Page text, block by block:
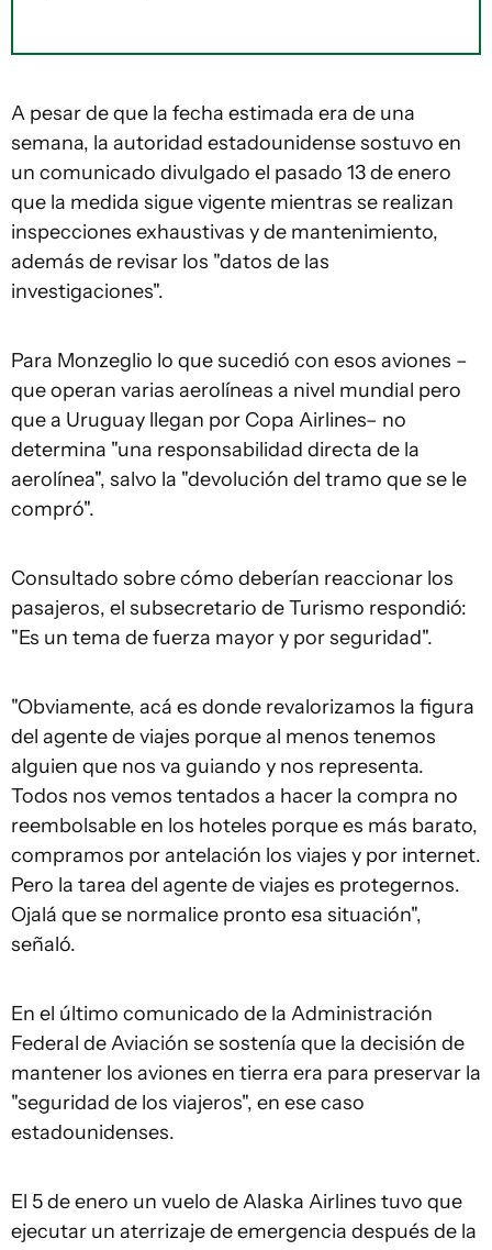
A pesar de que la fecha estimada era de una
semana, la autoridad estadounidense sostuvo en
un comunicado divulgado el pasado 13 de enero
que la medida sigue vigente mientras se realizan
inspecciones exhaustivas y de mantenimiento,
además de revisar los "datos de las
investigaciones".
Para Monzeglio lo que sucedió con esos aviones –
que operan varias aerolíneas a nivel mundial pero
que a Uruguay llegan por Copa Airlines– no
determina "una responsabilidad directa de la
aerolínea", salvo la "devolución del tramo que se le
compró".
Consultado sobre cómo deberían reaccionar los
pasajeros, el subsecretario de Turismo respondió:
"Es un tema de fuerza mayor y por seguridad".
"Obviamente, acá es donde revalorizamos la figura
del agente de viajes porque al menos tenemos
alguien que nos va guiando y nos representa.
Todos nos vemos tentados a hacer la compra no
reembolsable en los hoteles porque es más barato,
compramos por antelación los viajes y por internet.
Pero la tarea del agente de viajes es protegernos.
Ojalá que se normalice pronto esa situación",
señaló.
En el último comunicado de la Administración
Federal de Aviación se sostenía que la decisión de
mantener los aviones en tierra era para preservar la
"seguridad de los viajeros", en ese caso
estadounidenses.
El 5 de enero un vuelo de Alaska Airlines tuvo que
ejecutar un aterrizaje de emergencia después de la